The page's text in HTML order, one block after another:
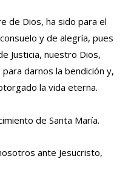
de Dios, ha sido para el
y de alegría, pues
Justicia, nuestro Dios,
darnos la bendición y,
la vida eterna.
de Santa María.
ante Jesucristo,